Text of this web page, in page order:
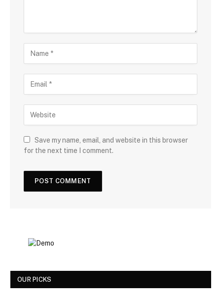
Save my name, email, and website in this browser
for the next time I comment.
OUR PICKS